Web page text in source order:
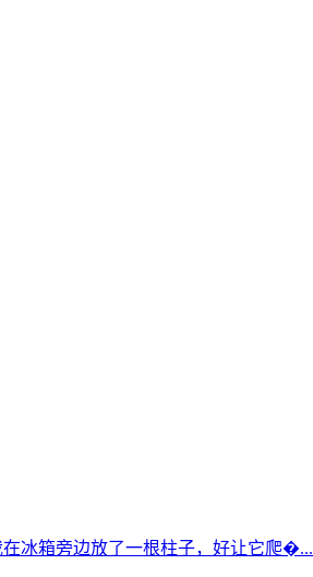
冰箱旁边放了一根柱子，好让它爬�...